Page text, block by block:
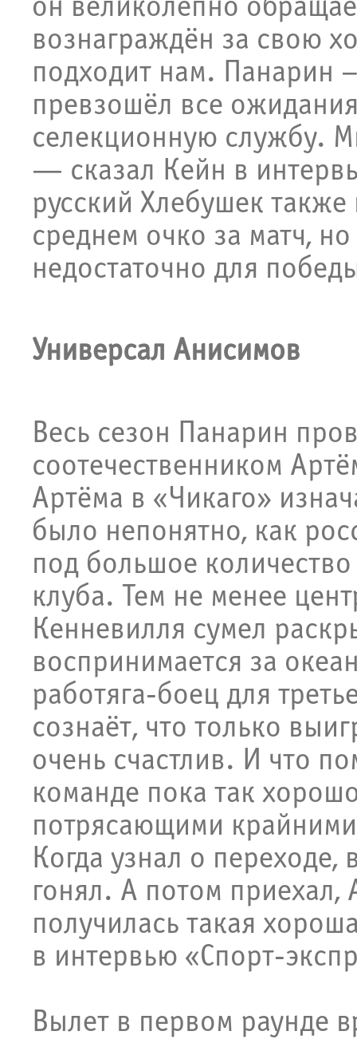
он великолепно
вознаграждён за свою
подходит нам. Панарин
превзошёл все
селекционную службу.
— сказал Кейн в
русский Хлебушек
среднем очко за матч,
недостаточно для
Универсал Анисимов
Весь сезон Панарин
соотечественником
Артёма в «Чикаго»
было непонятно, как
под большое
клуба. Тем не менее
Кенневилля сумел
воспринимается за
работяга-боец для
сознаёт, что только
очень счастлив. И что
команде пока так
потрясающими
Когда узнал о
гонял. А потом
получилась такая
в интервью «Спорт-
Вылет в первом раунде